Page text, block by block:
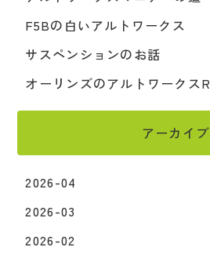
F5Bの白いアルトワークス
サスペンションのお話
オーリンズのアルトワークスR
アーカイブ
2026-04
2026-03
2026-02